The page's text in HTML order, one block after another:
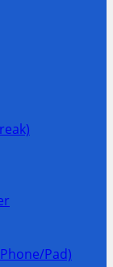
Pad)